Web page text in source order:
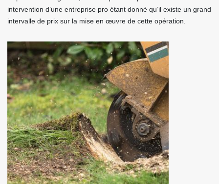
intervention d’une entreprise pro étant donné qu’il existe un grand
intervalle de prix sur la mise en œuvre de cette opération.